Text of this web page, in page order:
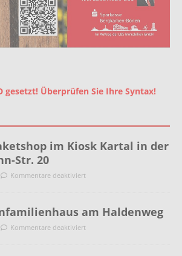
gesetzt! Überprüfen Sie Ihre Syntax!
im Kiosk Kartal in der
Str. 20
Kommentare deaktiviert
am Haldenweg
Kommentare deaktiviert